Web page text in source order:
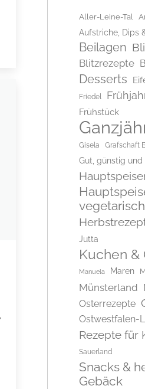
Aller-Leine-Tal
Aufstriche, Dips
Beilagen
Blitzrezepte
Desserts
Friedel
Frühstück
Gisela Grafschaft
Gut, günstig und
vegetarisch
Jutta
Kuchen &
Manuela Maren
Münsterland
Osterrezepte
Ostwestfalen-
Rezepte für
Sauerland
Snacks &
Gebäck